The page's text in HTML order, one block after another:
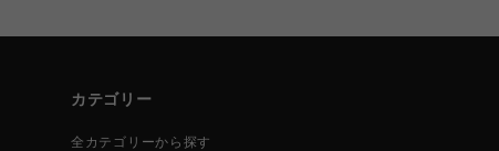
カテゴリー
全カテゴリーから探す